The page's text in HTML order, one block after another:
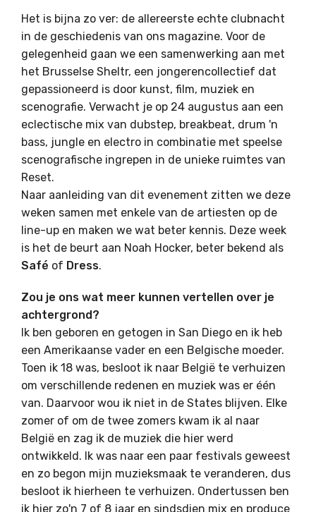
Het is bijna zo ver: de allereerste echte clubnacht
in de geschiedenis van ons magazine. Voor de
gelegenheid gaan we een samenwerking aan met
het Brusselse Sheltr, een jongerencollectief dat
gepassioneerd is door kunst, film, muziek en
scenografie. Verwacht je op 24 augustus aan een
eclectische mix van dubstep, breakbeat, drum 'n
bass, jungle en electro in combinatie met speelse
scenografische ingrepen in de unieke ruimtes van
Reset.
Naar aanleiding van dit evenement zitten we deze
weken samen met enkele van de artiesten op de
line-up en maken we wat beter kennis. Deze week
is het de beurt aan Noah Hocker, beter bekend als
Safé of Dress.
Zou je ons wat meer kunnen vertellen over je
achtergrond?
Ik ben geboren en getogen in San Diego en ik heb
een Amerikaanse vader en een Belgische moeder.
Toen ik 18 was, besloot ik naar België te verhuizen
om verschillende redenen en muziek was er één
van. Daarvoor wou ik niet in de States blijven. Elke
zomer of om de twee zomers kwam ik al naar
België en zag ik de muziek die hier werd
ontwikkeld. Ik was naar een paar festivals geweest
en zo begon mijn muzieksmaak te veranderen, dus
besloot ik hierheen te verhuizen. Ondertussen ben
ik hier zo'n 7 of 8 jaar en sindsdien mix en produce